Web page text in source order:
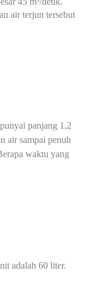
air terjun tersebut
panjang 1,2
air sampai penuh
waktu yang
adalah 60 liter.